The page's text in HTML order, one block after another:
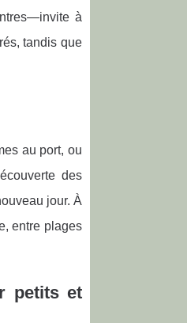
à
tandis que
au port, ou
des
jour. À
entre plages
petits et